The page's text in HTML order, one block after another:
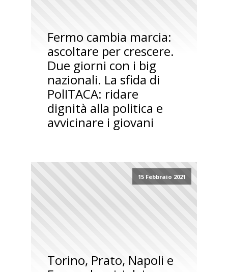
Fermo cambia marcia:
ascoltare per crescere.
Due giorni con i big
nazionali. La sfida di
PolITACA: ridare
dignità alla politica e
avvicinare i giovani
15 Febbraio 2021
Torino, Prato, Napoli e